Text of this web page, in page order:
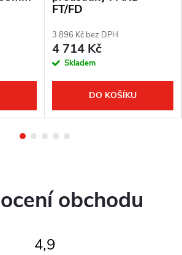
FT/FD
3 896 Kč bez DPH
4 714 Kč
Skladem
DO KOŠÍKU
obchodu
4,9